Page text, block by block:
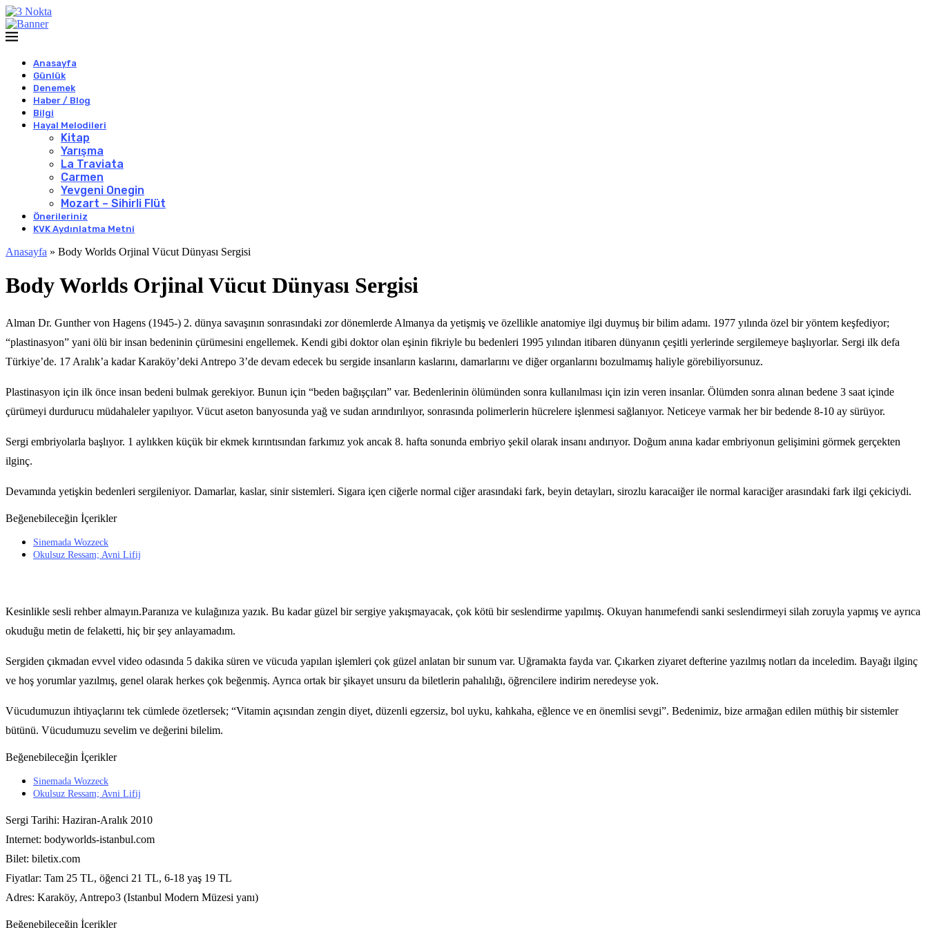
Anasayfa
Günlük
Denemek
Haber / Blog
Bilgi
Hayal Melodileri
Kitap
Yarışma
La Traviata
Carmen
Yevgeni Onegin
Mozart – Sihirli Flüt
Önerileriniz
KVK Aydınlatma Metni
Anasayfa » Body Worlds Orjinal Vücut Dünyası Sergisi
Body Worlds Orjinal Vücut Dünyası Sergisi
Alman Dr. Gunther von Hagens (1945-) 2. dünya savaşının sonrasındaki zor dönemlerde Almanya da yetişmiş ve özellikle anatomiye ilgi duymuş bir bilim adamı. 1977 yılında özel bir yöntem keşfediyor;
“plastinasyon” yani ölü bir insan bedeninin çürümesini engellemek. Kendi gibi doktor olan eşinin fikriyle bu bedenleri 1995 yılından itibaren dünyanın çeşitli yerlerinde sergilemeye başlıyorlar. Sergi ilk defa
Türkiye’de. 17 Aralık’a kadar Karaköy’deki Antrepo 3’de devam edecek bu sergide insanların kaslarını, damarlarını ve diğer organlarını bozulmamış haliyle görebiliyorsunuz.
Plastinasyon için ilk önce insan bedeni bulmak gerekiyor. Bunun için “beden bağışçıları” var. Bedenlerinin ölümünden sonra kullanılması için izin veren insanlar. Ölümden sonra alınan bedene 3 saat içinde
çürümeyi durdurucu müdahaleler yapılıyor. Vücut aseton banyosunda yağ ve sudan arındırılıyor, sonrasında polimerlerin hücrelere işlenmesi sağlanıyor. Neticeye varmak her bir bedende 8-10 ay sürüyor.
Sergi embriyolarla başlıyor. 1 aylıkken küçük bir ekmek kırıntısından farkımız yok ancak 8. hafta sonunda embriyo şekil olarak insanı andırıyor. Doğum anına kadar embriyonun gelişimini görmek gerçekten
ilginç.
Devamında yetişkin bedenleri sergileniyor. Damarlar, kaslar, sinir sistemleri. Sigara içen ciğerle normal ciğer arasındaki fark, beyin detayları, sirozlu karacaiğer ile normal karaciğer arasındaki fark ilgi çekiciydi.
Beğenebileceğin İçerikler
Sinemada Wozzeck
Okulsuz Ressam; Avni Lifij
Kesinlikle sesli rehber almayın.Paranıza ve kulağınıza yazık. Bu kadar güzel bir sergiye yakışmayacak, çok kötü bir seslendirme yapılmış. Okuyan hanımefendi sanki seslendirmeyi silah zoruyla yapmış ve ayrıca
okuduğu metin de felaketti, hiç bir şey anlayamadım.
Sergiden çıkmadan evvel video odasında 5 dakika süren ve vücuda yapılan işlemleri çok güzel anlatan bir sunum var. Uğramakta fayda var. Çıkarken ziyaret defterine yazılmış notları da inceledim. Bayağı ilginç
ve hoş yorumlar yazılmış, genel olarak herkes çok beğenmiş. Ayrıca ortak bir şikayet unsuru da biletlerin pahalılığı, öğrencilere indirim neredeyse yok.
Vücudumuzun ihtiyaçlarını tek cümlede özetlersek; “Vitamin açısından zengin diyet, düzenli egzersiz, bol uyku, kahkaha, eğlence ve en önemlisi sevgi”. Bedenimiz, bize armağan edilen müthiş bir sistemler
bütünü. Vücudumuzu sevelim ve değerini bilelim.
Beğenebileceğin İçerikler
Sinemada Wozzeck
Okulsuz Ressam; Avni Lifij
Sergi Tarihi: Haziran-Aralık 2010
Internet: bodyworlds-istanbul.com
Bilet: biletix.com
Fiyatlar: Tam 25 TL, öğenci 21 TL, 6-18 yaş 19 TL
Adres: Karaköy, Antrepo3 (Istanbul Modern Müzesi yanı)
Beğenebileceğin İçerikler